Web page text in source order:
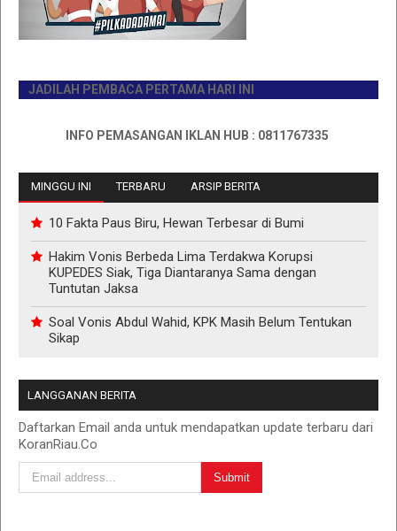
JADILAH PEMBACA PERTAMA HARI INI
INFO PEMASANGAN IKLAN HUB : 0811767335
MINGGU INI TERBARU ARSIP BERITA
10 Fakta Paus Biru, Hewan Terbesar di Bumi
Hakim Vonis Berbeda Lima Terdakwa Korupsi
KUPEDES Siak, Tiga Diantaranya Sama dengan
Tuntutan Jaksa
Soal Vonis Abdul Wahid, KPK Masih Belum Tentukan
Sikap
LANGGANAN BERITA
Daftarkan Email anda untuk mendapatkan update terbaru dari
KoranRiau.Co